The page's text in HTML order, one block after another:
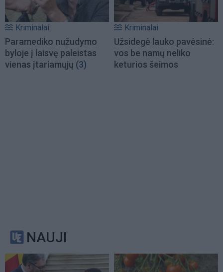
Kriminalai
Paramediko nužudymo
byloje į laisvę paleistas
vienas įtariamųjų (3)
Kriminalai
Užsidegė lauko pavėsinė:
vos be namų neliko
keturios šeimos
NAUJI